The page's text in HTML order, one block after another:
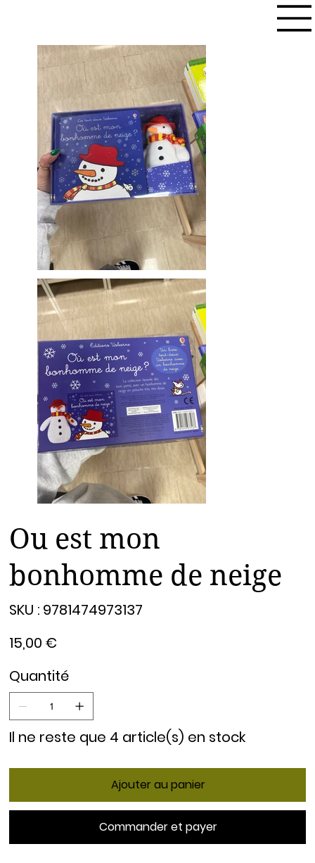
Ou est mon
bonhomme de neige
SKU : 9781474973137
9781474973137
15,00 €
Quantité
Il ne reste que 4 article(s) en stock
Ajouter au panier
Commander et payer